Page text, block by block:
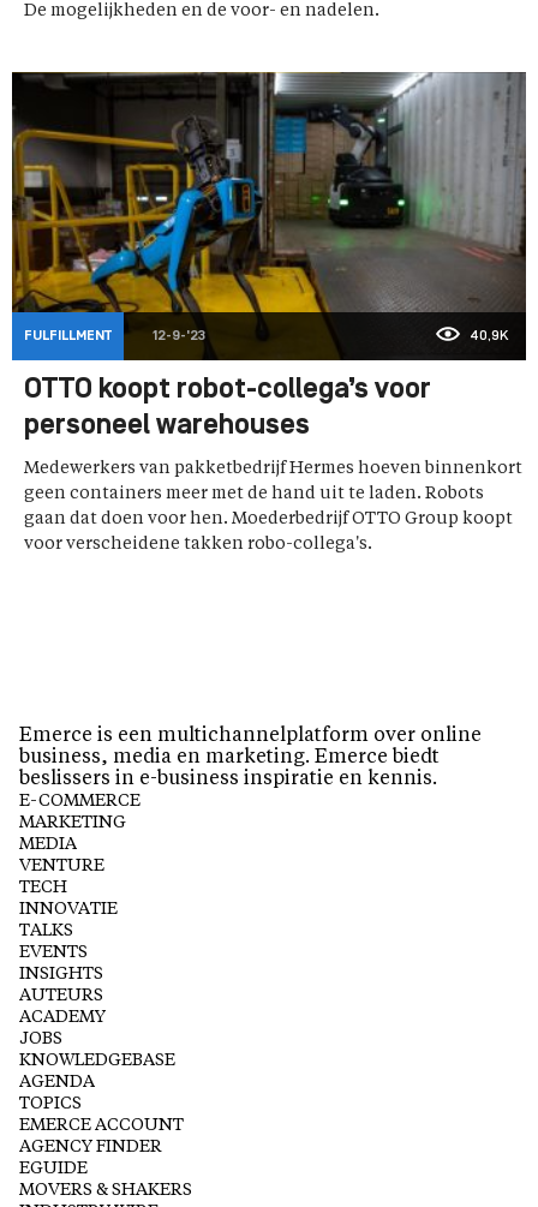
De mogelijkheden en de voor- en nadelen.
FULFILLMENT 12-9-'23 40,9K
OTTO koopt robot-collega’s voor
personeel warehouses
Medewerkers van pakketbedrijf Hermes hoeven binnenkort
geen containers meer met de hand uit te laden. Robots
gaan dat doen voor hen. Moederbedrijf OTTO Group koopt
voor verscheidene takken robo-collega's.
Emerce is een multichannelplatform over online
business, media en marketing. Emerce biedt
beslissers in e-business inspiratie en kennis.
E-COMMERCE
MARKETING
MEDIA
VENTURE
TECH
INNOVATIE
TALKS
EVENTS
INSIGHTS
AUTEURS
ACADEMY
JOBS
KNOWLEDGEBASE
AGENDA
TOPICS
EMERCE ACCOUNT
AGENCY FINDER
EGUIDE
MOVERS & SHAKERS